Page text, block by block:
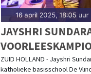
16 april 2025, 18:05 uur|
JAYSHRI
HOLLAND!
ZUID HOLLAND - Jayshri
katholieke basisschool De